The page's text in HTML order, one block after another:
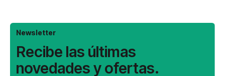
Newsletter
Recibe las últimas
novedades y ofertas.